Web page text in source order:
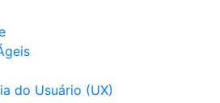
do Usuário (UX)